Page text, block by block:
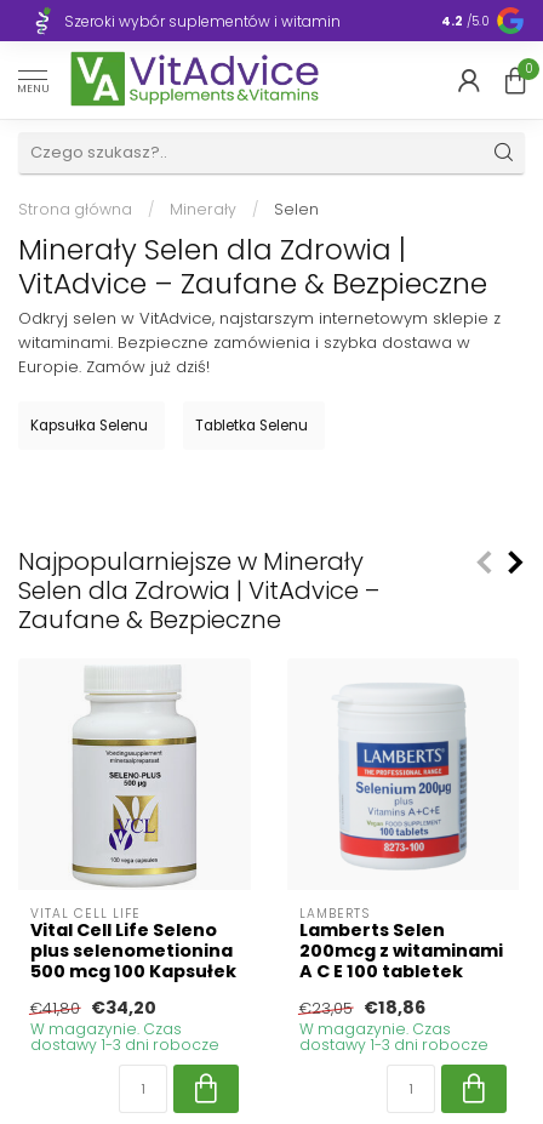
Szeroki wybór suplementów i witamin 4.2 /5.0
MENU
0
Strona główna / Minerały / Selen
Minerały Selen dla Zdrowia |
VitAdvice – Zaufane & Bezpieczne
Odkryj selen w VitAdvice, najstarszym internetowym sklepie z
witaminami. Bezpieczne zamówienia i szybka dostawa w
Europie. Zamów już dziś!
Kapsułka Selenu Tabletka Selenu
Najpopularniejsze w Minerały
Selen dla Zdrowia | VitAdvice –
Zaufane & Bezpieczne
VITAL CELL LIFE
Vital Cell Life Seleno
plus selenometionina
500 mcg 100 Kapsułek
€41,80 €34,20
W magazynie. Czas
dostawy 1-3 dni robocze
LAMBERTS
Lamberts Selen
200mcg z witaminami
A C E 100 tabletek
€23,05 €18,86
W magazynie. Czas
dostawy 1-3 dni robocze